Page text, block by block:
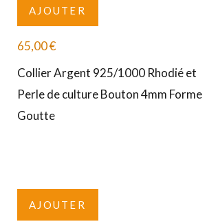
AJOUTER
65,00€
Collier Argent 925/1000 Rhodié et
Perle de culture Bouton 4mm Forme
Goutte
AJOUTER